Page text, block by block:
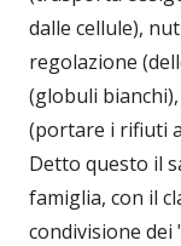
dalle cellule),
regolazione
(globuli
(portare i rifiuti
Detto questo il
famiglia, con il
condivisione dei